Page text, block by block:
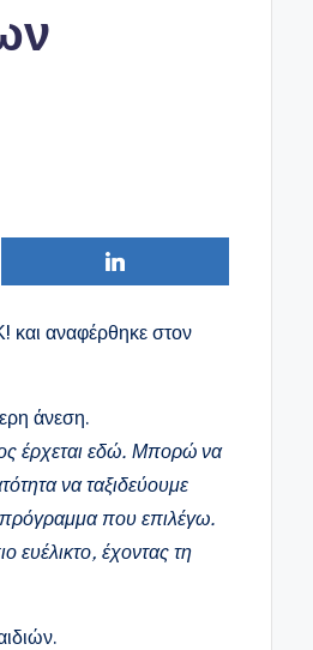
και αναφέρθηκε στον
άνεση.
έρχεται εδώ. Μπορώ να
να ταξιδεύουμε
που επιλέγω.
ευέλικτο, έχοντας τη